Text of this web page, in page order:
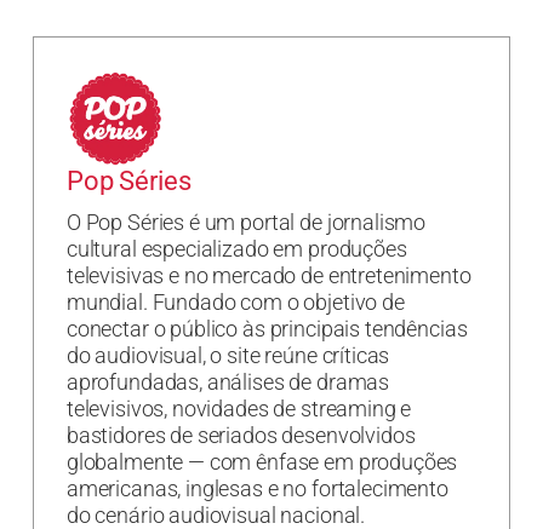
Pop Séries
O Pop Séries é um portal de jornalismo
cultural especializado em produções
televisivas e no mercado de entretenimento
mundial. Fundado com o objetivo de
conectar o público às principais tendências
do audiovisual, o site reúne críticas
aprofundadas, análises de dramas
televisivos, novidades de streaming e
bastidores de seriados desenvolvidos
globalmente — com ênfase em produções
americanas, inglesas e no fortalecimento
do cenário audiovisual nacional.